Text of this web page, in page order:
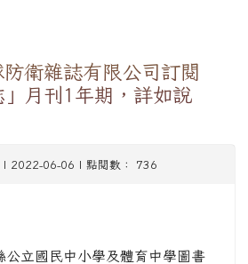
衛雜誌有限公司訂閱
」月刊1年期，詳如說
| 2022-06-06 | 點閱數： 736
公立國民中小學及體育中學圖書